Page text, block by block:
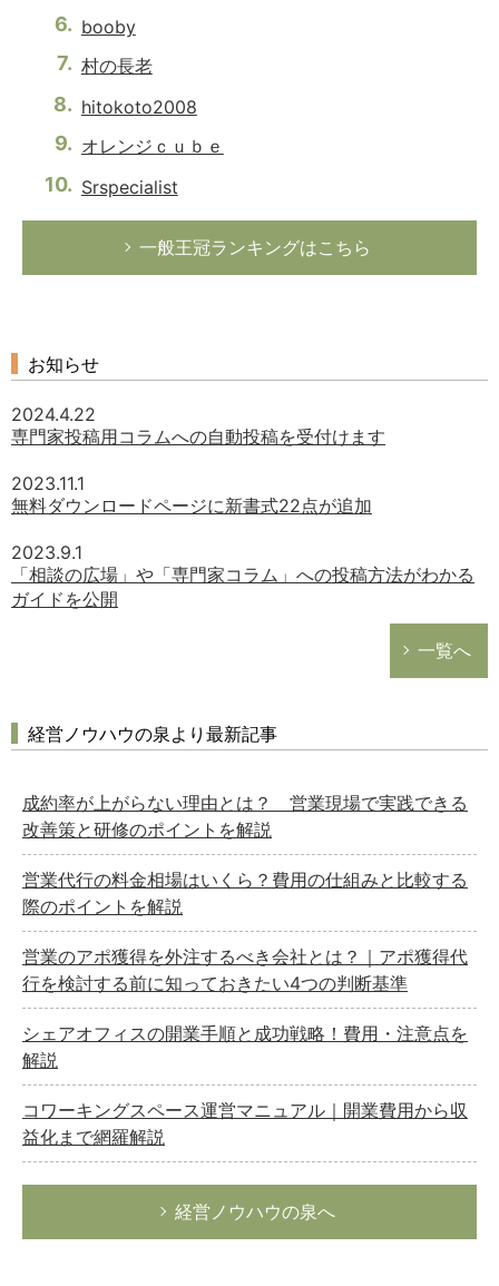
booby
村の長老
hitokoto2008
オレンジｃｕｂｅ
Srspecialist
一般王冠ランキングはこちら
お知らせ
2024.4.22
専門家投稿用コラムへの自動投稿を受付けます
2023.11.1
無料ダウンロードページに新書式22点が追加
2023.9.1
「相談の広場」や「専門家コラム」への投稿方法がわかる
ガイドを公開
一覧へ
経営ノウハウの泉より最新記事
成約率が上がらない理由とは？ 営業現場で実践できる
改善策と研修のポイントを解説
営業代行の料金相場はいくら？費用の仕組みと比較する
際のポイントを解説
営業のアポ獲得を外注するべき会社とは？｜アポ獲得代
行を検討する前に知っておきたい4つの判断基準
シェアオフィスの開業手順と成功戦略！費用・注意点を
解説
コワーキングスペース運営マニュアル｜開業費用から収
益化まで網羅解説
経営ノウハウの泉へ